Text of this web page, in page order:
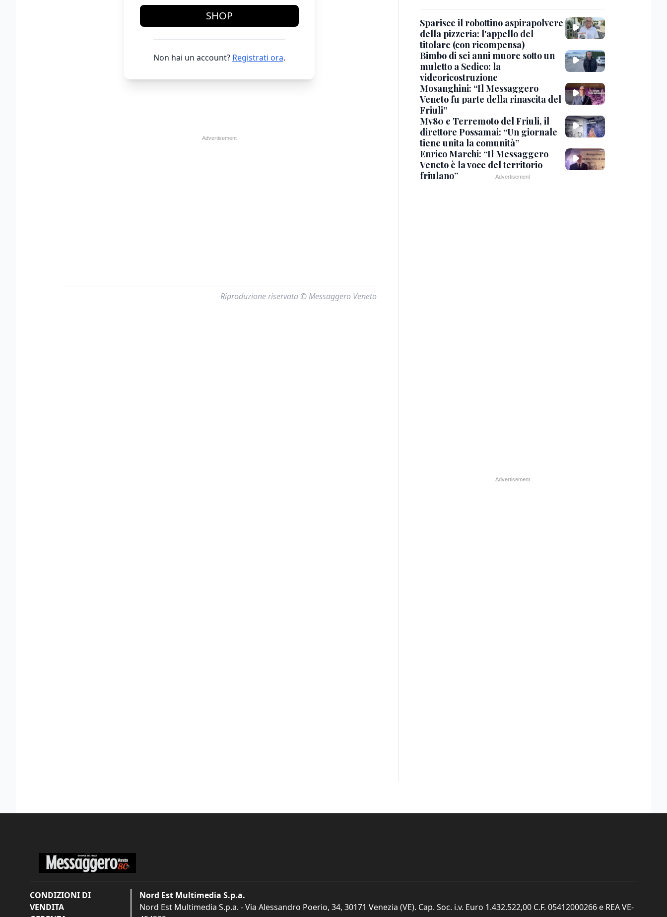
SHOP
Non hai un account? Registrati ora.
Riproduzione riservata © Messaggero Veneto
Sparisce il robottino aspirapolvere
della pizzeria: l'appello del
titolare (con ricompensa)
Bimbo di sei anni muore sotto un
muletto a Sedico: la
videoricostruzione
Mosanghini: “Il Messaggero
Veneto fu parte della rinascita del
Friuli”
Mv80 e Terremoto del Friuli, il
direttore Possamai: “Un giornale
tiene unita la comunità”
Enrico Marchi: “Il Messaggero
Veneto è la voce del territorio
friulano”
CONDIZIONI DI
VENDITA
Nord Est Multimedia S.p.a.
Nord Est Multimedia S.p.a. - Via Alessandro Poerio, 34, 30171 Venezia (VE). Cap. Soc. i.v. Euro 1.432.522,00 C.F. 05412000266 e REA VE-